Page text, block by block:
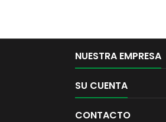
NUESTRA EMPRESA
SU CUENTA
CONTACTO